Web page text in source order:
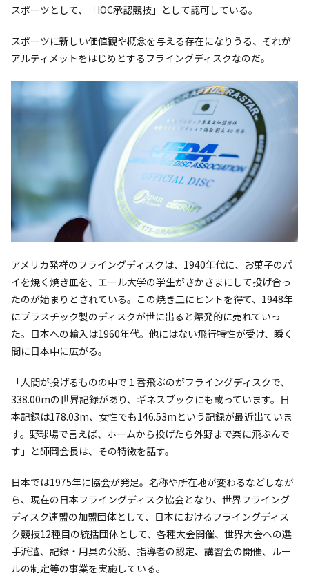
スポーツとして、「IOC承認競技」として認可している。
スポーツに新しい価値観や概念を与える存在になりうる、それが
アルティメットをはじめとするフライングディスクなのだ。
アメリカ発祥のフライングディスクは、1940年代に、お菓子のパ
イを焼く焼き皿を、エール大学の学生がさかさまにして投げ合っ
たのが始まりとされている。この焼き皿にヒントを得て、1948年
にプラスチック製のディスクが世に出ると爆発的に売れていっ
た。日本への輸入は1960年代。他にはない飛行特性が受け、瞬く
間に日本中に広がる。
「人間が投げるものの中で１番飛ぶのがフライングディスクで、
338.00mの世界記録があり、ギネスブックにも載っています。日
本記録は178.03m、女性でも146.53mという記録が最近出ていま
す。野球場で言えば、ホームから投げたら外野まで楽に飛ぶんで
す」と師岡会長は、その特徴を話す。
日本では1975年に協会が発足。名称や所在地が変わるなどしなが
ら、現在の日本フライングディスク協会となり、世界フライング
ディスク連盟の加盟団体として、日本におけるフライングディス
ク競技12種目の統括団体として、各種大会開催、世界大会への選
手派遣、記録・用具の公認、指導者の認定、講習会の開催、ルー
ルの制定等の事業を実施している。